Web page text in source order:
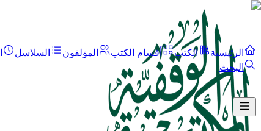
الرئيسية الكتب أقسام الكتب المؤلفون السلاسل
البحث